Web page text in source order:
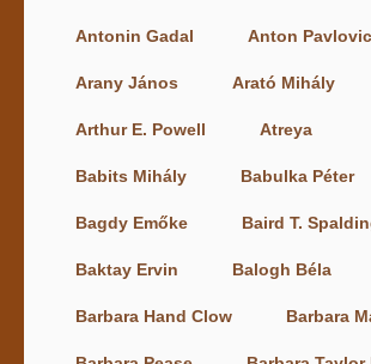
Antonin Gadal Anton
Arany János Arató Mihály
Arthur E. Powell Atreya
Babits Mihály Babulka Péter
Bagdy Emőke Baird T.
Baktay Ervin Balogh Béla
Barbara Hand Clow Barbara